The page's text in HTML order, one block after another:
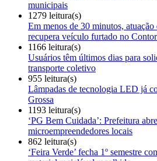
municipais
1279 leitura(s)
Em menos de 30 minutos,
recupera veículo furtado no
1166 leitura(s)
Usuários têm últimos dias para
transporte coletivo
955 leitura(s)
Lâmpadas de tecnologia LED já
Grossa
1193 leitura(s)
‘PG Bem Cuidada’: Prefeitura
microempreendedores locais
862 leitura(s)
‘Feira Verde’ fecha 1º semestre